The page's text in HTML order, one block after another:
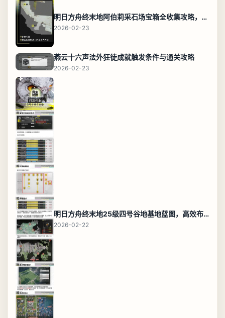
明日方舟终末地阿伯莉采石场宝箱全收集攻略，全点位分布图与路线
2026-02-23
燕云十六声法外狂徒成就触发条件与通关攻略
2026-02-23
明日方舟终末地25级四号谷地基地蓝图，高效布局规划
2026-02-22